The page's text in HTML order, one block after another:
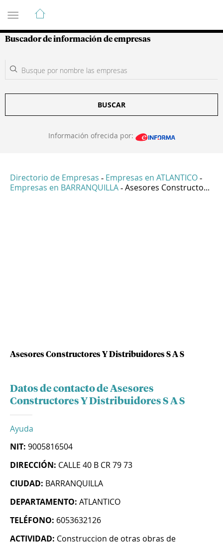
Guía de Empresas Colombianas
Buscador de información de empresas
BUSCAR
Información ofrecida por:
Directorio de Empresas - Empresas en ATLANTICO -
Empresas en BARRANQUILLA - Asesores Constructo...
Asesores Constructores Y Distribuidores S A S
Datos de contacto de Asesores
Constructores Y Distribuidores S A S
Ayuda
NIT: 9005816504
DIRECCIÓN: CALLE 40 B CR 79 73
CIUDAD: BARRANQUILLA
DEPARTAMENTO: ATLANTICO
TELÉFONO: 6053632126
ACTIVIDAD: Construccion de otras obras de